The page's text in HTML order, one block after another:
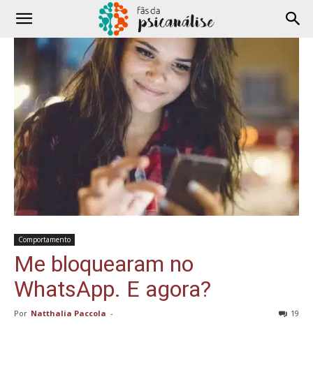
Comportamento
Me bloquearam no
WhatsApp. E agora?
Por Natthalia Paccola - 19